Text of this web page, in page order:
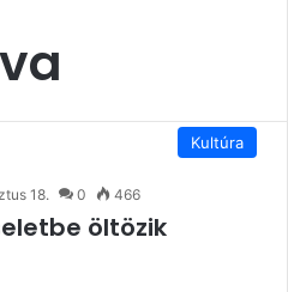
Kultúra
18. 0 466
öltözik